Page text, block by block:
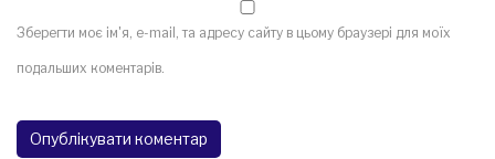
Зберегти моє ім'я, e-mail, та адресу сайту в цьому браузері для моїх
подальших коментарів.